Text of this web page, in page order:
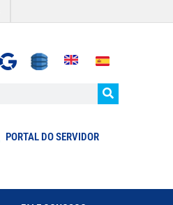
PORTAL DO SERVIDOR